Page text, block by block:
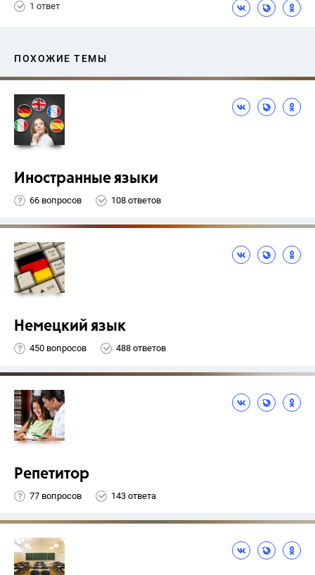
1 ответ
ПОХОЖИЕ ТЕМЫ
Иностранные языки
66 вопросов 108 ответов
Немецкий язык
450 вопросов 488 ответов
Репетитор
77 вопросов 143 ответа